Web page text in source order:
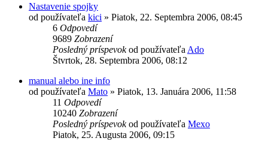
Nastavenie spojky
od používateľa kici » Piatok, 22. Septembra 2006, 08:45
6 Odpovedí
9689 Zobrazení
Posledný príspevokod používateľa Ado
Štvrtok, 28. Septembra 2006, 08:12
manual alebo ine info
od používateľa Mato » Piatok, 13. Januára 2006, 11:58
11 Odpovedí
10240 Zobrazení
Posledný príspevokod používateľa Mexo
Piatok, 25. Augusta 2006, 09:15